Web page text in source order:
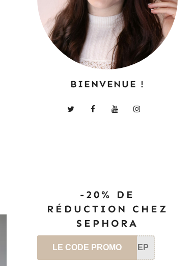
BIENVENUE !
-20% DE
RÉDUCTION CHEZ
SEPHORA
LE CODE PROMO SEP